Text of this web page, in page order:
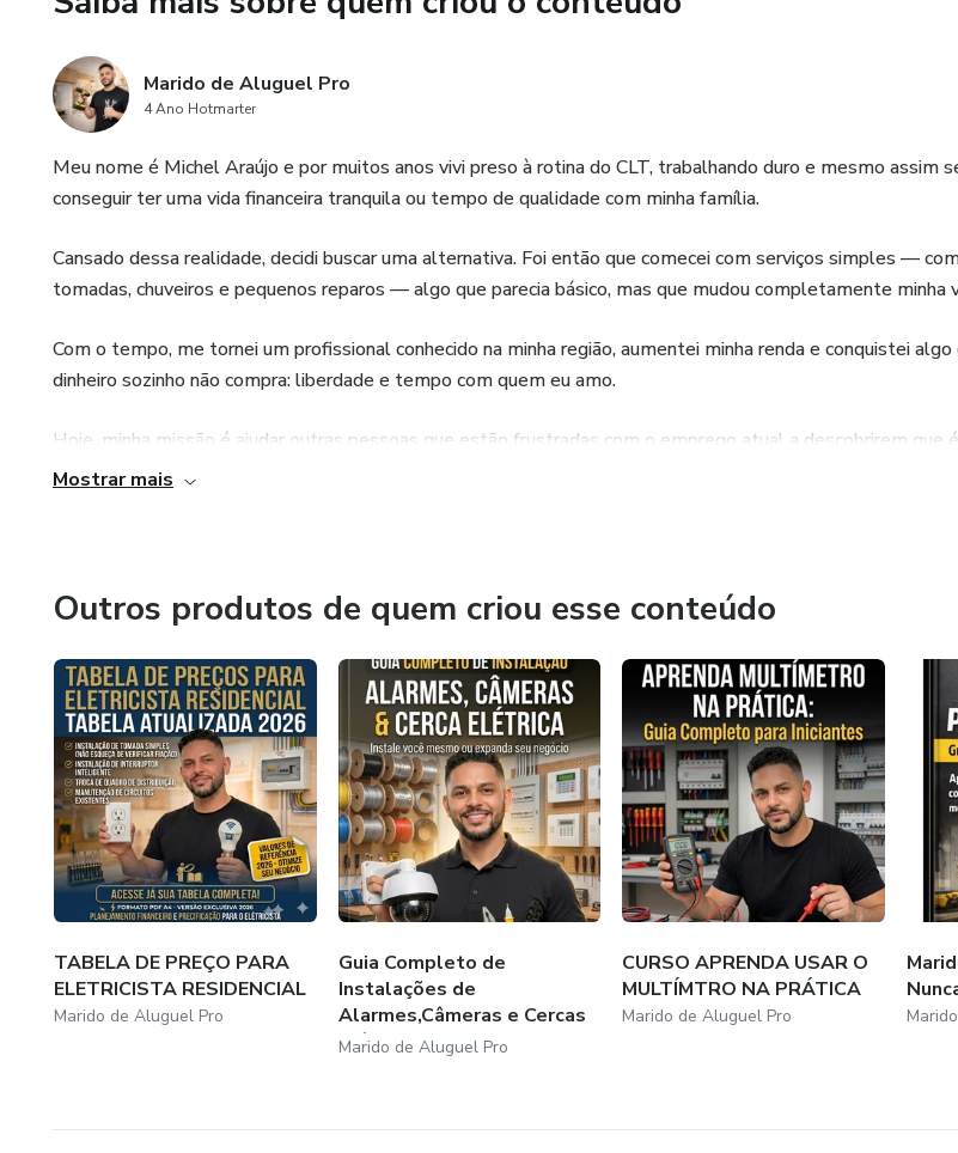
✔ Pequenos reparos hidráulicos (torneiras, sifões e vazamentos)
para iniciantes, com linguagem fácil e orientações práticas para você começar
imediatamente.
🚀 Por que este curso é para você?
Baixo investimento inicial
Alta procura por serviços
Marido de Aluguel Pro
4 Ano Hotmarter
Meu nome é Michel Araújo e por muitos anos vivi preso à rotina do CLT, trabalhando duro e mesmo assim
conseguir ter uma vida financeira tranquila ou tempo de qualidade com minha família.
Cansado dessa realidade, decidi buscar uma alternativa. Foi então que comecei com serviços simples —
tomadas, chuveiros e pequenos reparos — algo que parecia básico, mas que mudou completamente minha
Com o tempo, me tornei um profissional conhecido na minha região, aumentei minha renda e conquistei algo
dinheiro sozinho não compra: liberdade e tempo com quem eu amo.
Hoje, minha missão é ajudar outras pessoas que estão frustradas com o emprego atual a descobrirem que
ganhar dinheiro com serviços simples, mesmo começando do zero.
Mostrar mais
Outros produtos de quem criou esse conteúdo
TABELA DE PREÇO PARA
ELETRICISTA RESIDENCIAL
Marido de Aluguel Pro
Guia Completo de
Instalações de
Alarmes,Câmeras e Cercas
Elé...
Marido de Aluguel Pro
CURSO APRENDA USAR O
MULTÍMTRO NA PRÁTICA
Marido de Aluguel Pro